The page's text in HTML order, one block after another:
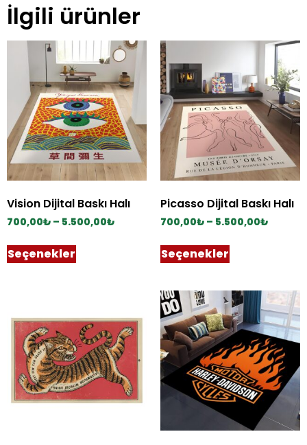
İlgili ürünler
Vision Dijital Baskı Halı
700,00₺ – 5.500,00₺
Seçenekler
Picasso Dijital Baskı Halı
700,00₺ – 5.500,00₺
Seçenekler